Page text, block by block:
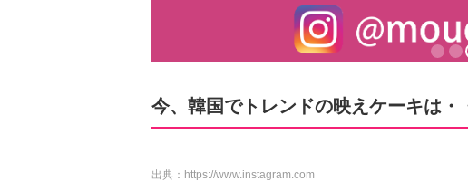
今、韓国でトレンドの映えケーキは
出典： https://www.instagram.com